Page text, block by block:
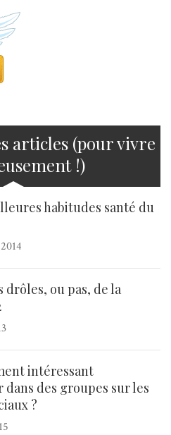
articles (pour vivre
!)
habitudes santé du
drôles, ou pas, de la
intéressant
dans des groupes sur les
?